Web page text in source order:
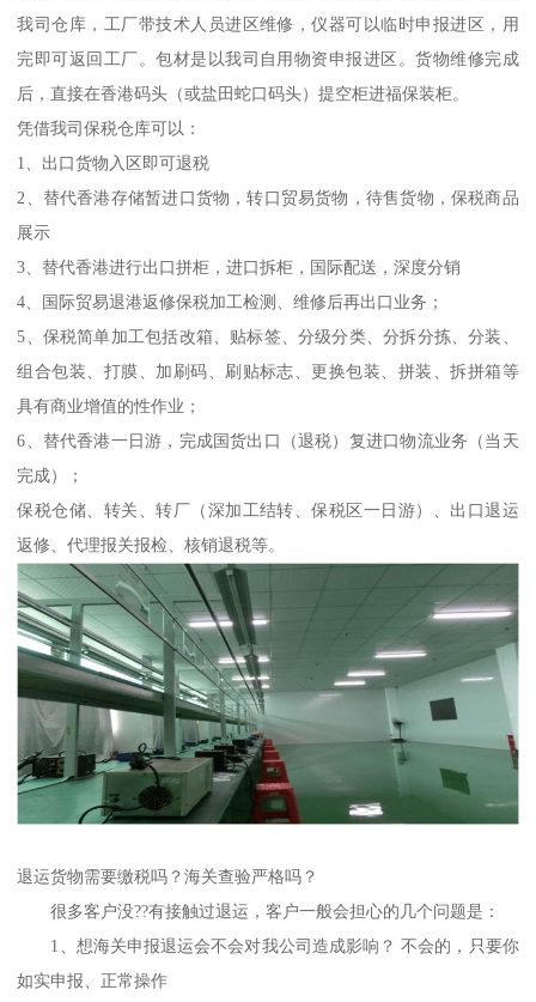
我司仓库，工厂带技术人员进区维修，仪器可以临时申报进区，用
完即可返回工厂。包材是以我司自用物资申报进区。货物维修完成
后，直接在香港码头（或盐田蛇口码头）提空柜进福保装柜。
凭借我司保税仓库可以：
1、出口货物入区即可退税
2、替代香港存储暂进口货物，转口贸易货物，待售货物，保税商品
展示
3、替代香港进行出口拼柜，进口拆柜，国际配送，深度分销
4、国际贸易退港返修保税加工检测、维修后再出口业务；
5、保税简单加工包括改箱、贴标签、分级分类、分拆分拣、分装、
组合包装、打膜、加刷码、刷贴标志、更换包装、拼装、拆拼箱等
具有商业增值的性作业；
6、替代香港一日游，完成国货出口（退税）复进口物流业务（当天
完成）；
保税仓储、转关、转厂（深加工结转、保税区一日游）、出口退运
返修、代理报关报检、核销退税等。
退运货物需要缴税吗？海关查验严格吗？
很多客户没??有接触过退运，客户一般会担心的几个问题是：
1、想海关申报退运会不会对我公司造成影响？ 不会的，只要你
如实申报、正常操作